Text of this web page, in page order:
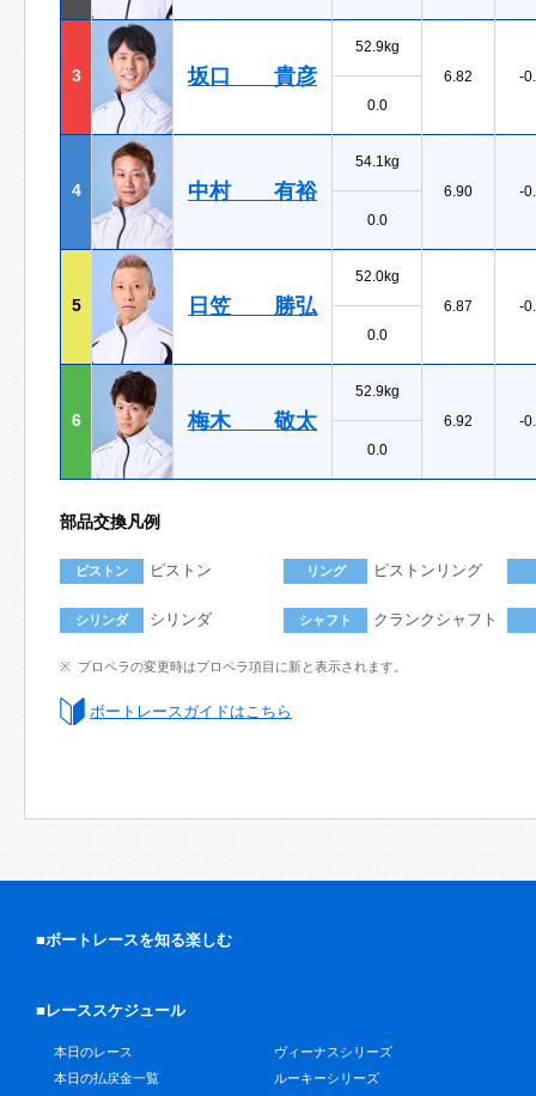
3 坂口 貴彦
52.9kg
6.82
-
0.0
4 中村 有裕
54.1kg
6.90
-
0.0
5 日笠 勝弘
52.0kg
6.87
-
0.0
6 梅木 敬太
52.9kg
6.92
-
0.0
部品交換凡例
ピストン ピストン リング ピストンリング
シリンダ シリンダ シャフト クランクシャフト
プロペラの変更時はプロペラ項目に新と表示されます。
ボートレースガイドはこちら
■ボートレースを知る楽しむ
■レーススケジュール
本日のレース
本日の払戻金一覧
ヴィーナスシリーズ
ルーキーシリーズ